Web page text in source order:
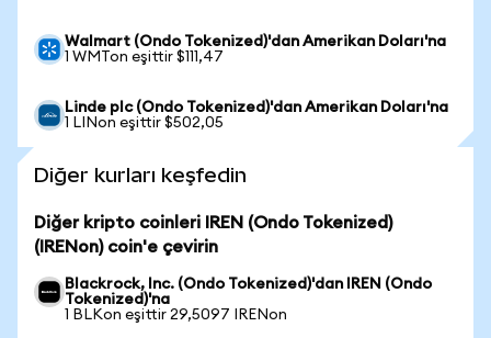
Walmart (Ondo Tokenized)'dan Amerikan Doları'na
1 WMTon eşittir $111,47
Linde plc (Ondo Tokenized)'dan Amerikan Doları'na
1 LINon eşittir $502,05
Diğer kurları keşfedin
Diğer kripto coinleri IREN (Ondo Tokenized)
(IRENon) coin'e çevirin
Blackrock, Inc. (Ondo Tokenized)'dan IREN (Ondo
Tokenized)'na
1 BLKon eşittir 29,5097 IRENon